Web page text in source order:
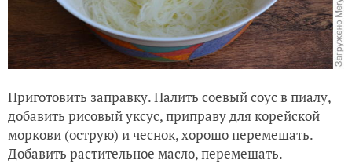
Приготовить заправку. Налить соевый соус в пиалу,
добавить рисовый уксус, приправу для корейской
моркови (острую) и чеснок, хорошо перемешать.
Добавить растительное масло, перемешать.